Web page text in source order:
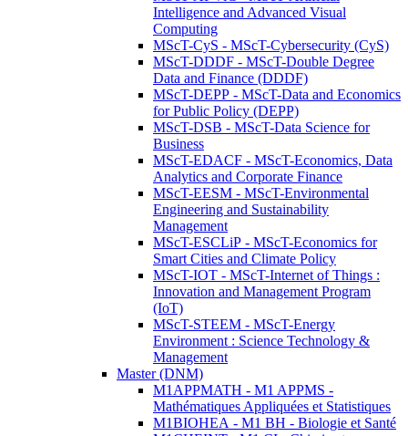
Intelligence and Advanced Visual
Computing
MScT-CyS - MScT-Cybersecurity (CyS)
MScT-DDDF - MScT-Double Degree
Data and Finance (DDDF)
MScT-DEPP - MScT-Data and Economics
for Public Policy (DEPP)
MScT-DSB - MScT-Data Science for
Business
MScT-EDACF - MScT-Economics, Data
Analytics and Corporate Finance
MScT-EESM - MScT-Environmental
Engineering and Sustainability
Management
MScT-ESCLiP - MScT-Economics for
Smart Cities and Climate Policy
MScT-IOT - MScT-Internet of Things :
Innovation and Management Program
(IoT)
MScT-STEEM - MScT-Energy
Environment : Science Technology &
Management
Master (DNM)
M1APPMATH - M1 APPMS -
Mathématiques Appliquées et Statistiques
M1BIOHEA - M1 BH - Biologie et Santé